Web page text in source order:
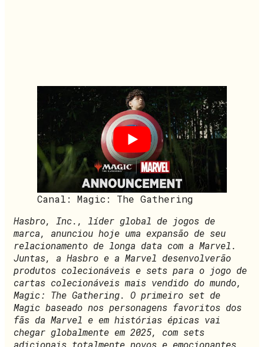
Canal: Magic: The Gathering
Hasbro, Inc., líder global de jogos de
marca, anunciou hoje uma expansão de seu
relacionamento de longa data com a Marvel.
Juntas, a Hasbro e a Marvel desenvolverão
produtos colecionáveis e sets para o jogo de
cartas colecionáveis mais vendido do mundo,
Magic: The Gathering. O primeiro set de
Magic baseado nos personagens favoritos dos
fãs da Marvel e em histórias épicas vai
chegar globalmente em 2025, com sets
adicionais totalmente novos e emocionantes